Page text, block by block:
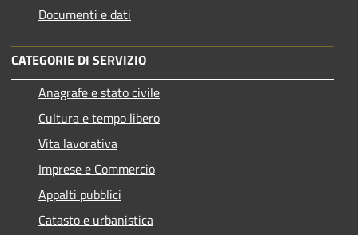
Documenti e dati
CATEGORIE DI SERVIZIO
Anagrafe e stato civile
Cultura e tempo libero
Vita lavorativa
Imprese e Commercio
Appalti pubblici
Catasto e urbanistica